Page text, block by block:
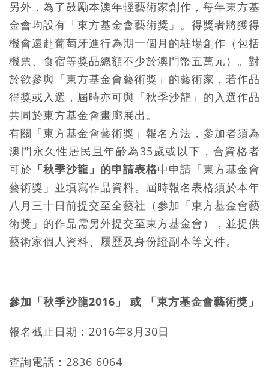
另外，為了鼓勵本澳年輕藝術家創作，每年東方基
金會均設有「東方基金會藝術獎」。得獎者將獲得
機會遠赴葡萄牙進行為期一個月的駐場創作（包括
機票、食宿等獎品總額不少於澳門幣五萬元）。對
於欲參與「東方基金會藝術獎」的藝術家，若作品
得獎或入選，屆時亦可與「秋季沙龍」的入選作品
共同於東方基金會畫廊展出。
有關「東方基金會藝術獎」報名方法，參加者須為
澳門永久性居民且年齡為35歲或以下，合資格者
可於 「秋季沙龍」的申請表格中申請「東方基金會
藝術獎」並填寫作品資料。屆時報名表格須於本年
八月三十日前提交至全藝社（參加「東方基金會藝
術獎」的作品需另外提交至東方基金會），並提供
藝術家個人資料、履歷及身份證副本等文件。
參加「秋季沙龍2016」 或 「東方基金會藝術獎 」
報名截止日期：2016年8月30日
查詢電話：2836 6064